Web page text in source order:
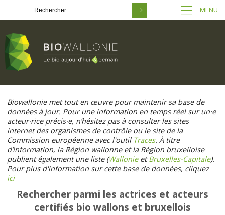
contenu
principal
MENU
Biowallonie met tout en œuvre pour maintenir sa base de
données à jour. Pour une information en temps réel sur un·e
acteur·rice précis·e, n’hésitez pas à consulter les sites
internet des organismes de contrôle ou le site de la
Commission européenne avec l'outil Traces. À titre
d’information, la Région wallonne et la Région bruxelloise
publient également une liste (WallonieetBruxelles-Capitale).
Pour plus d'information sur cette base de données, cliquez
ici
Rechercher parmi les actrices et acteurs
certifiés bio wallons et bruxellois